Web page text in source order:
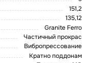
151,2
135,12
Granite Ferro
Частичный прокрас
Вибропрессование
Кратно поддонам